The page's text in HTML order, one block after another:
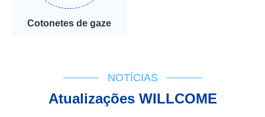
Cotonetes de gaze
NOTÍCIAS
Atualizações WILLCOME